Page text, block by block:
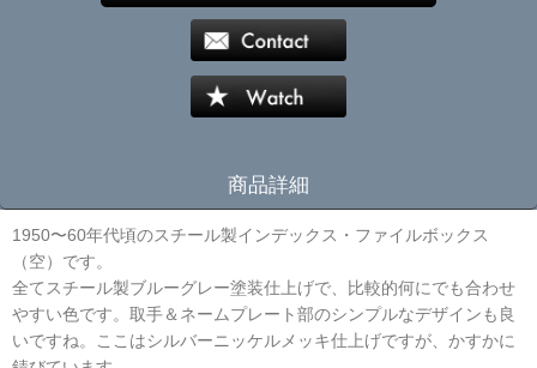
商品詳細
1950〜60年代頃のスチール製インデックス・ファイルボックス
（空）です。
全てスチール製ブルーグレー塗装仕上げで、比較的何にでも合わせ
やすい色です。取手＆ネームプレート部のシンプルなデザインも良
いですね。ここはシルバーニッケルメッキ仕上げですが、かすかに